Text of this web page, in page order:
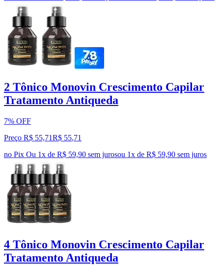
2 Tônico Monovin Crescimento Capilar
Tratamento Antiqueda
7% OFF
Preço R$ 55,71R$ 55,71
no Pix Ou 1x de R$ 59,90 sem jurosou 1x de R$ 59,90 sem juros
4 Tônico Monovin Crescimento Capilar
Tratamento Antiqueda